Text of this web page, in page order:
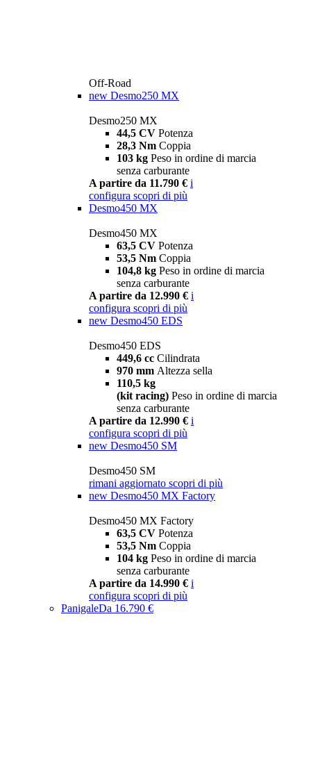
Off-Road
new Desmo250 MX
Desmo250 MX
44,5 CV Potenza
28,3 Nm Coppia
103 kg Peso in ordine di marcia
senza carburante
A partire da 11.790 € i
configura scopri di più
Desmo450 MX
Desmo450 MX
63,5 CV Potenza
53,5 Nm Coppia
104,8 kg Peso in ordine di marcia
senza carburante
A partire da 12.990 € i
configura scopri di più
new Desmo450 EDS
Desmo450 EDS
449,6 cc Cilindrata
970 mm Altezza sella
110,5 kg
(kit racing) Peso in ordine di marcia
senza carburante
A partire da 12.990 € i
configura scopri di più
new Desmo450 SM
Desmo450 SM
rimani aggiornato scopri di più
new Desmo450 MX Factory
Desmo450 MX Factory
63,5 CV Potenza
53,5 Nm Coppia
104 kg Peso in ordine di marcia
senza carburante
A partire da 14.990 € i
configura scopri di più
PanigaleDa 16.790 €